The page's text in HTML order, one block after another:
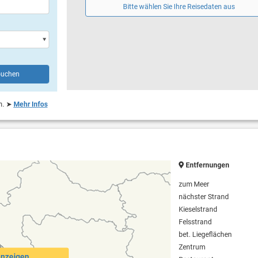
➤ Mehr Infos
Bitte wählen Sie Ihre Reisedaten aus
Entfernungen
zum Meer
nächster Strand
Kieselstrand
Felsstrand
bet. Liegeflächen
Zentrum